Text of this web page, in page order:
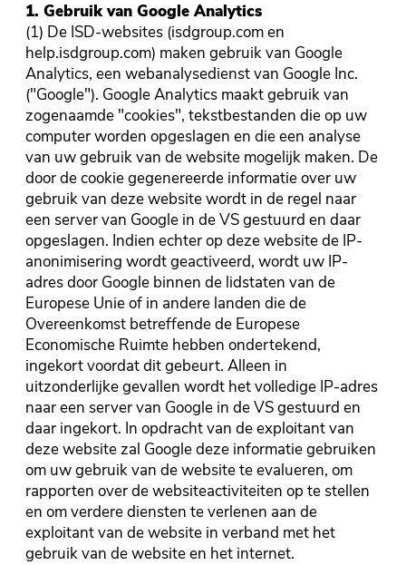
1. Gebruik van Google Analytics
(1) De ISD-websites (isdgroup.com en
help.isdgroup.com) maken gebruik van Google
Analytics, een webanalysedienst van Google Inc.
("Google"). Google Analytics maakt gebruik van
zogenaamde "cookies", tekstbestanden die op uw
computer worden opgeslagen en die een analyse
van uw gebruik van de website mogelijk maken. De
door de cookie gegenereerde informatie over uw
gebruik van deze website wordt in de regel naar
een server van Google in de VS gestuurd en daar
opgeslagen. Indien echter op deze website de IP-
anonimisering wordt geactiveerd, wordt uw IP-
adres door Google binnen de lidstaten van de
Europese Unie of in andere landen die de
Overeenkomst betreffende de Europese
Economische Ruimte hebben ondertekend,
ingekort voordat dit gebeurt. Alleen in
uitzonderlijke gevallen wordt het volledige IP-adres
naar een server van Google in de VS gestuurd en
daar ingekort. In opdracht van de exploitant van
deze website zal Google deze informatie gebruiken
om uw gebruik van de website te evalueren, om
rapporten over de websiteactiviteiten op te stellen
en om verdere diensten te verlenen aan de
exploitant van de website in verband met het
gebruik van de website en het internet.